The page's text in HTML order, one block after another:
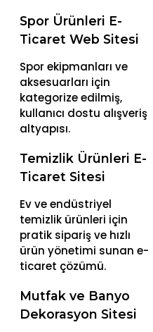
Spor Ürünleri E-
Ticaret Web Sitesi
Spor ekipmanları ve
aksesuarları için
kategorize edilmiş,
kullanıcı dostu alışveriş
altyapısı.
Temizlik Ürünleri E-
Ticaret Sitesi
Ev ve endüstriyel
temizlik ürünleri için
pratik sipariş ve hızlı
ürün yönetimi sunan e-
ticaret çözümü.
Mutfak ve Banyo
Dekorasyon Sitesi